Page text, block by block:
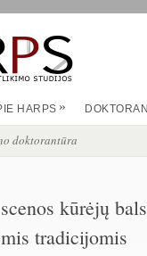
HARPS »
doktorantūra
kūrėjų
tradicijomis